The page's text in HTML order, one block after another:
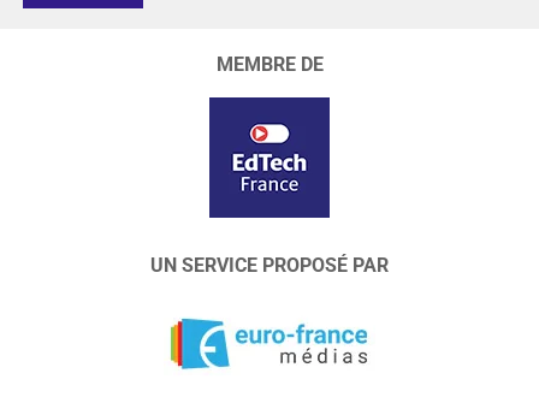
MEMBRE DE
UN SERVICE PROPOSÉ PAR